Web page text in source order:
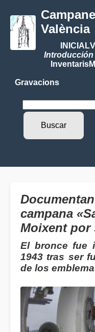
València
INICIAL
Introducción
Inventaris
Gravacions
campana
Moixent por
El bronce fue
1943 tras ser
de los